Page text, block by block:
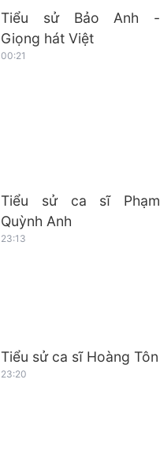
Tiểu sử Bảo Anh -
Giọng hát Việt
00:21
Tiểu sử ca sĩ Phạm
Quỳnh Anh
23:13
Tiểu sử ca sĩ Hoàng Tôn
23:20